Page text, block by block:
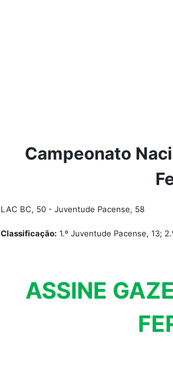
Campeonato
LAC BC, 50 - Juventude Pacense, 58
Classificação: 1.º Juventude Pacense, 13;
ASSINE